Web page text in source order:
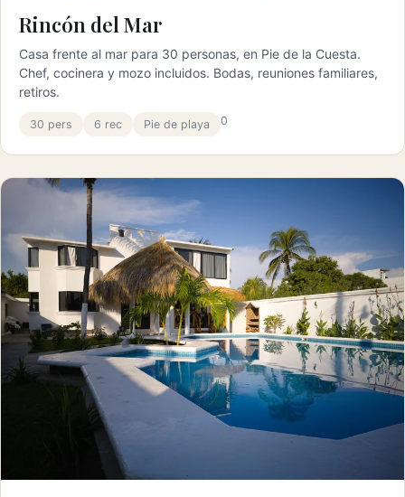
Rincón del Mar
Casa frente al mar para 30 personas, en Pie de la Cuesta.
Chef, cocinera y mozo incluidos. Bodas, reuniones familiares,
retiros.
30 pers 6 rec Pie de playa 0